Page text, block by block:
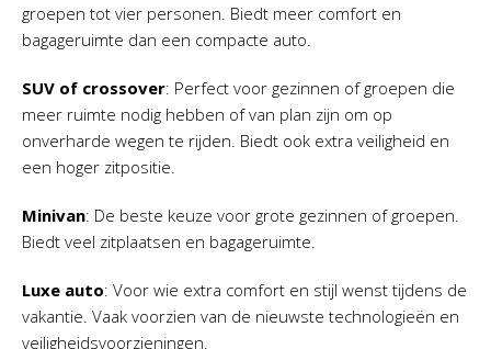
groepen tot vier personen. Biedt meer comfort en
bagageruimte dan een compacte auto.
SUV of crossover: Perfect voor gezinnen of groepen die
meer ruimte nodig hebben of van plan zijn om op
onverharde wegen te rijden. Biedt ook extra veiligheid en
een hoger zitpositie.
Minivan: De beste keuze voor grote gezinnen of groepen.
Biedt veel zitplaatsen en bagageruimte.
Luxe auto: Voor wie extra comfort en stijl wenst tijdens de
vakantie. Vaak voorzien van de nieuwste technologieën en
veiligheidsvoorzieningen.